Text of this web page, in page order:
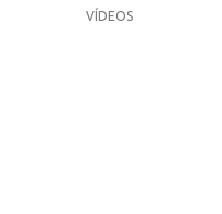
VÍDEOS